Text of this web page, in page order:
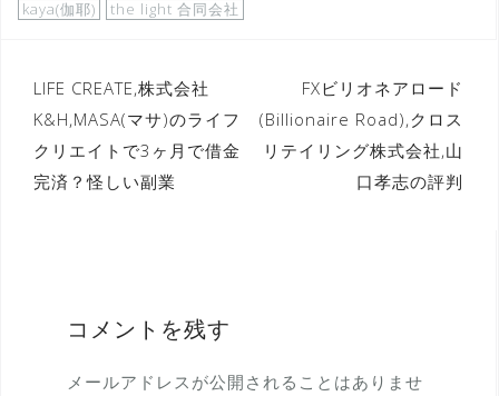
kaya(伽耶) the light 合同会社
投
稿
ナ
ビ
LIFE CREATE,株式会社
K&H,MASA(マサ)のライフ
クリエイトで3ヶ月で借金
完済？怪しい副業
FXビリオネアロード
(Billionaire Road),クロス
リテイリング株式会社,山
口孝志の評判
コメントを残す
メールアドレスが公開されることはありませ